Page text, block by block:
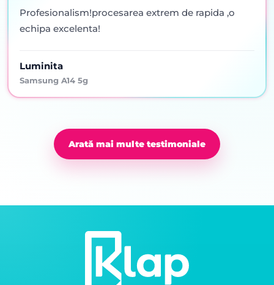
Profesionalism!procesarea extrem de rapida ,o
echipa excelenta!
Luminita
Samsung A14 5g
Arată mai multe testimoniale